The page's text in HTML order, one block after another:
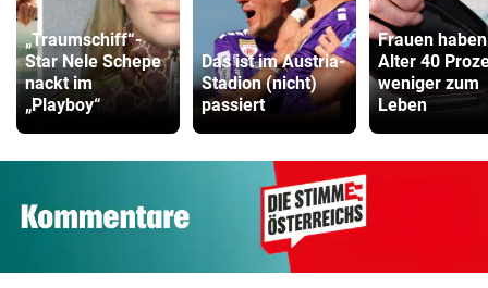
„Traumschiff“-
Star Nele Schepe
nackt im
„Playboy“
Das ist im Austria-
Stadion (nicht)
passiert
Frauen
Alter 40
weniger zum
Leben